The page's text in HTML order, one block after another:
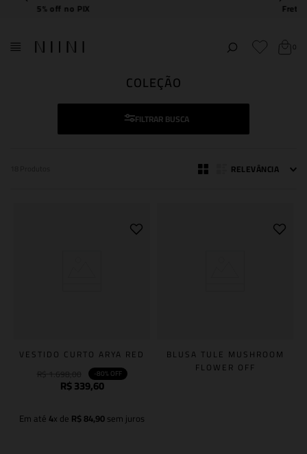
Frete Grátis
0
COLEÇÃO
FILTRAR
RELEVÂNCIA
VESTIDO CURTO ARYA RED
-80% OFF
R$339,60
Em até 4x de R$84,90sem juros
BLUSA TULE MUSHROOM
FLOWER OFF